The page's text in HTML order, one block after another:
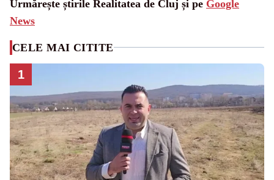
Urmărește știrile Realitatea de Cluj și pe Google
News
CELE MAI CITITE
1